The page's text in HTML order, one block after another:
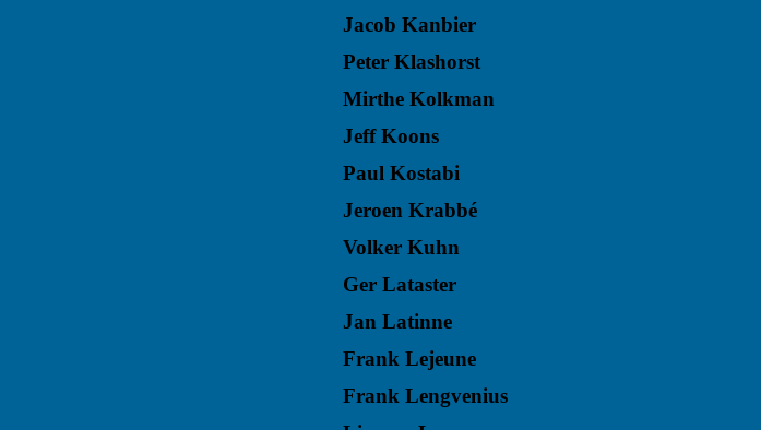
Jacob Kanbier
Peter Klashorst
Mirthe Kolkman
Jeff Koons
Paul Kostabi
Jeroen Krabbé
Volker Kuhn
Ger Lataster
Jan Latinne
Frank Lejeune
Frank Lengvenius